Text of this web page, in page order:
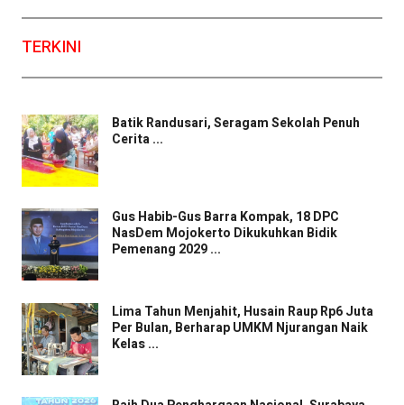
TERKINI
Batik Randusari, Seragam Sekolah Penuh
Cerita ...
Gus Habib-Gus Barra Kompak, 18 DPC
NasDem Mojokerto Dikukuhkan Bidik
Pemenang 2029 ...
Lima Tahun Menjahit, Husain Raup Rp6 Juta
Per Bulan, Berharap UMKM Njurangan Naik
Kelas ...